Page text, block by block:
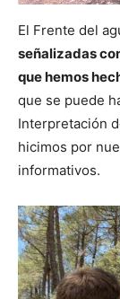
El Frente del
señalizadas
que hemos
que se puede
Interpretación
hicimos por
informativos.